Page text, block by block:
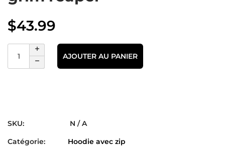
$43.99
AJOUTER AU PANIER
SKU:
N / A
Catégorie:
Hoodie avec zip